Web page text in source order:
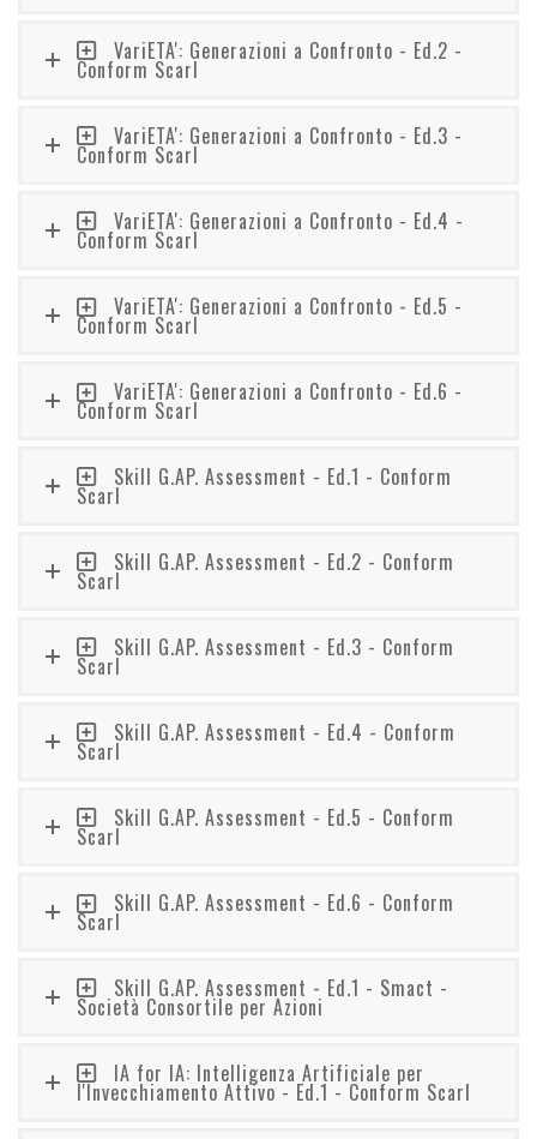
VariETA': Generazioni a Confronto - Ed.2 -
Conform Scarl
VariETA': Generazioni a Confronto - Ed.3 -
Conform Scarl
VariETA': Generazioni a Confronto - Ed.4 -
Conform Scarl
VariETA': Generazioni a Confronto - Ed.5 -
Conform Scarl
VariETA': Generazioni a Confronto - Ed.6 -
Conform Scarl
Skill G.AP. Assessment - Ed.1 - Conform
Scarl
Skill G.AP. Assessment - Ed.2 - Conform
Scarl
Skill G.AP. Assessment - Ed.3 - Conform
Scarl
Skill G.AP. Assessment - Ed.4 - Conform
Scarl
Skill G.AP. Assessment - Ed.5 - Conform
Scarl
Skill G.AP. Assessment - Ed.6 - Conform
Scarl
Skill G.AP. Assessment - Ed.1 - Smact -
Società Consortile per Azioni
IA for IA: Intelligenza Artificiale per
l'Invecchiamento Attivo - Ed.1 - Conform Scarl